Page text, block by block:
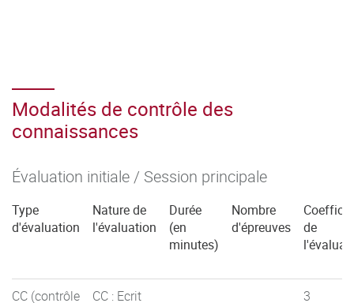
Modalités de contrôle des
connaissances
Évaluation initiale / Session principale
Type
d'évaluation
Nature de
l'évaluation
Durée
(en
minutes)
Nombre
d'épreuves
de
CC (contrôle
CC : Ecrit
3